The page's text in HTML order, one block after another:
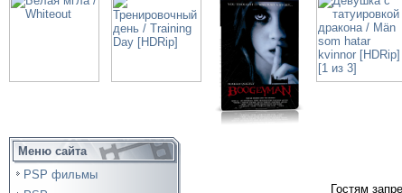
Меню сайта
PSP фильмы
Гостям